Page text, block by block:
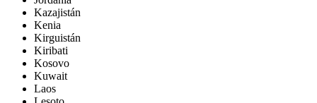
Kazajistán
Kenia
Kirguistán
Kiribati
Kosovo
Kuwait
Laos